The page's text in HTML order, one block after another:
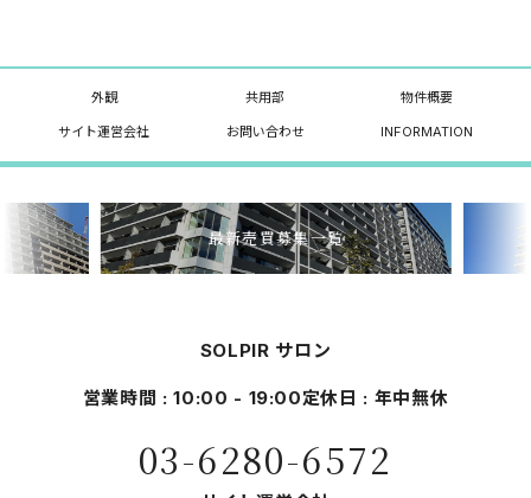
外観 共用部 物件概要
サイト運営会社 お問い合わせ INFORMATION
最新売買募集一覧
SOLPIR サロン
営業時間 : 10:00 - 19:00定休日 : 年中無休
03-6280-6572